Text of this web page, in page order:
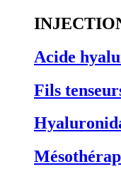
Acide
Fils